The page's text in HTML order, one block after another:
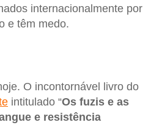
internacionalmente por
e têm medo.
O incontornável livro do
intitulado “Os fuzis e as
e resistência